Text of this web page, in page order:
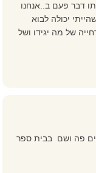
דבר פעם ב..אנחנו
יכולה לבוא
של מה יגידו ושל
פה ושם בבית ספר